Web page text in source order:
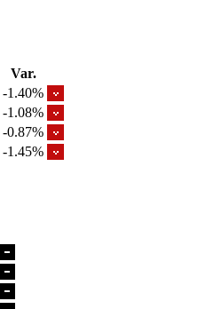
Var.
-1.40%
-1.08%
-0.87%
-1.45%